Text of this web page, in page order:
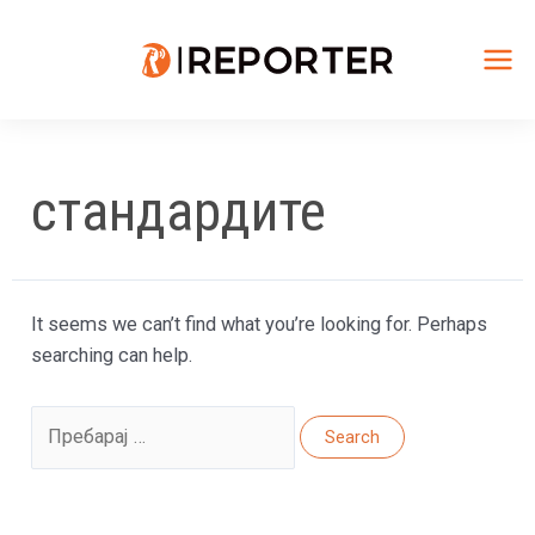
стандардите
It seems we can’t find what you’re looking for. Perhaps
searching can help.